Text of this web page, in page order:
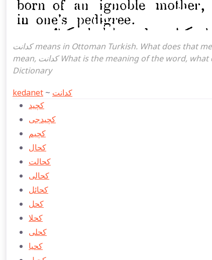
كدانت means in Ottoman Turkish. What does that mean in the Ottoman language كدانت. كدانت attoman turkish I
mean, كدانت What is the meaning of the word, what does it mean in turkish كدانت, Ottoman Turkish English
Dictionary
kedanet ~ كدانت
كچيد
كچيدجی
كچيم
كحال
كحالت
كحالی
كحائل
كحل
كحلا
كحلی
كحيا